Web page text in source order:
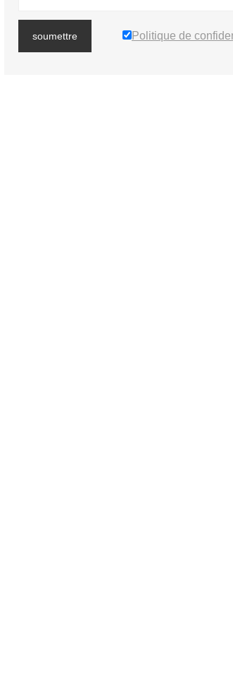
soumettre Politique de